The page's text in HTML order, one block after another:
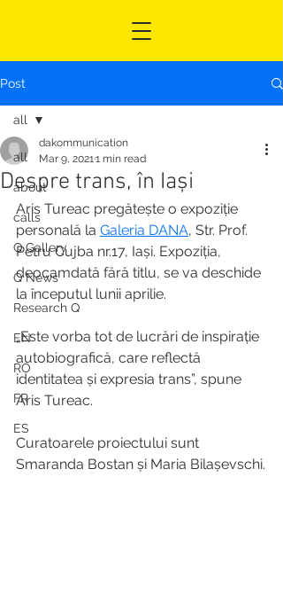
Post
all
about
calls
Q Gallery
Q News
Research Q
EN
RO
FR
ES
all
Despre trans, în Iași
dakommunication
Mar 9, 20211 min read
Aris Tureac pregătește o expoziție
personală la Galeria DANA, Str. Prof.
Petru Cujba nr.17, Iași. Expoziția,
deocamdată fără titlu, se va deschide
la începutul lunii aprilie.
„Este vorba tot de lucrări de inspirație
autobiografică, care reflectă
identitatea și expresia trans”, spune
Aris Tureac.
Curatoarele proiectului sunt
Smaranda Bostan și Maria Bilașevschi.